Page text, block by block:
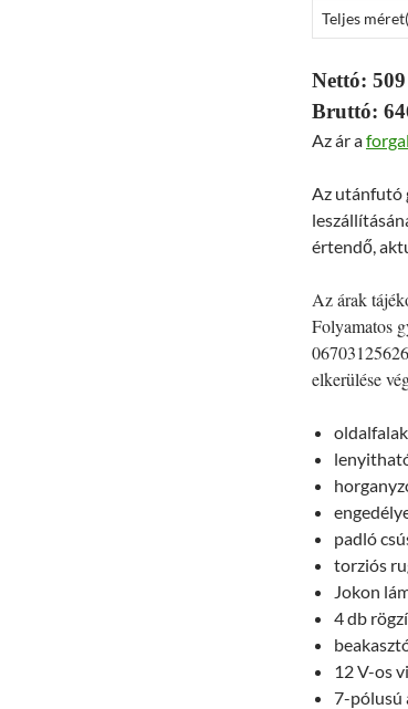
Teljes
Nettó:
Bruttó:
Az ár a
Az utánfutó
értendő,
Az árak
Folyamatos
elkerülése
padló
torziós
Jokon
4 db
12 V-os
7-pólusú